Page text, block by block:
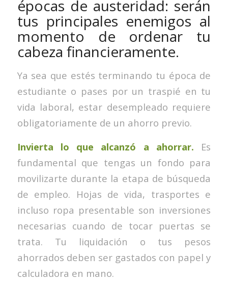
épocas de austeridad: serán
tus principales enemigos al
momento de ordenar tu
cabeza financieramente.
Ya sea que estés terminando tu época de
estudiante o pases por un traspié en tu
vida laboral, estar desempleado requiere
obligatoriamente de un ahorro previo.
Invierta lo que alcanzó a ahorrar. Es
fundamental que tengas un fondo para
movilizarte durante la etapa de búsqueda
de empleo. Hojas de vida, trasportes e
incluso ropa presentable son inversiones
necesarias cuando de tocar puertas se
trata. Tu liquidación o tus pesos
ahorrados deben ser gastados con papel y
calculadora en mano.